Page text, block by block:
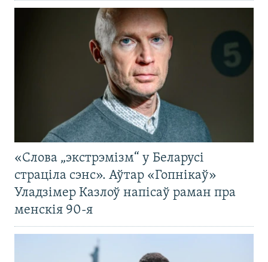
«Слова „экстрэмізм“ у Беларусі
страціла сэнс». Аўтар «Гопнікаў»
Уладзімер Казлоў напісаў раман пра
менскія 90-я